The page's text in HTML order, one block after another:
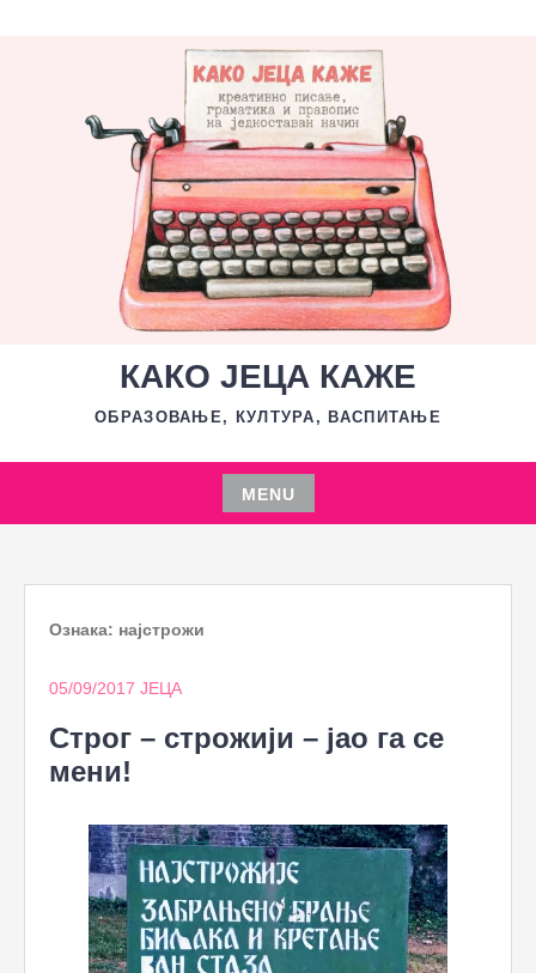
КАКО ЈЕЦА КАЖЕ
ОБРАЗОВАЊЕ, КУЛТУРА, ВАСПИТАЊЕ
MENU
Skip
content
Ознака: најстрожи
05/09/2017 ЈЕЦА
Строг – строжији – јао га се
мени!